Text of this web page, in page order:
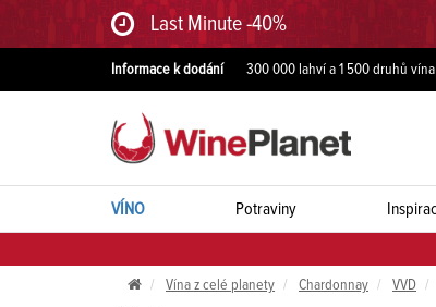
Last Minute -40%
Informace k dodání 300 000 lahví a 1 500 druhů
VÍNO Potraviny
Vína z celé planety Chardonnay VVD